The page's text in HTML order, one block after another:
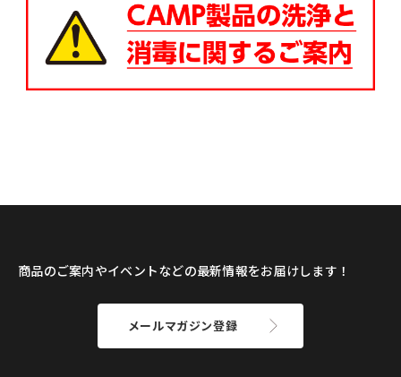
商品のご案内やイベントなどの最新情報をお届けします！
メールマガジン登録